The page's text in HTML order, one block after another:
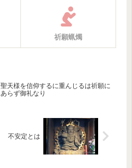
祈願蝋燭
聖天様を信仰するに重んじるは祈願に
あらず御礼なり
不安定とは